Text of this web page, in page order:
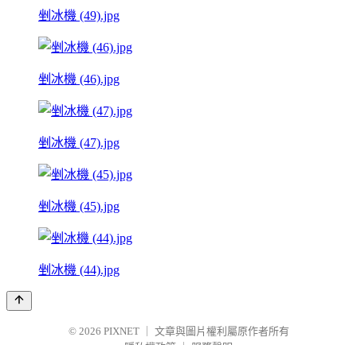
剉冰機 (49).jpg
剉冰機 (46).jpg
剉冰機 (47).jpg
剉冰機 (45).jpg
剉冰機 (44).jpg
© 2026 PIXNET
文章與圖片權利屬原作者所有